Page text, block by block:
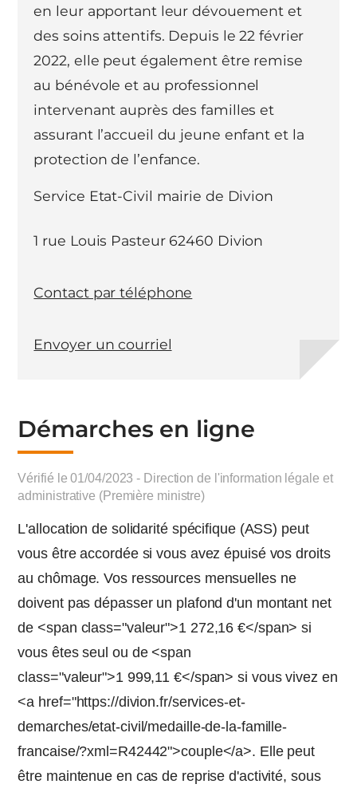
Démarches en ligne
Vérifié le 01/04/2023 - Direction de l'information légale et
administrative (Première ministre)
L'allocation de solidarité spécifique (ASS) peut
vous être accordée si vous avez épuisé vos droits
au chômage. Vos ressources mensuelles ne
doivent pas dépasser un plafond d'un montant net
de <span class="valeur">1 272,16 €</span> si
vous êtes seul ou de <span
class="valeur">1 999,11 €</span> si vous vivez en
<a href="https://divion.fr/services-et-
demarches/etat-civil/medaille-de-la-famille-
francaise/?xml=R42442">couple</a>. Elle peut
être maintenue en cas de reprise d'activité, sous
en leur apportant leur dévouement et
des soins attentifs. Depuis le 22 février
2022, elle peut également être remise
au bénévole et au professionnel
intervenant auprès des familles et
assurant l’accueil du jeune enfant et la
protection de l’enfance.
Service Etat-Civil mairie de Divion
1 rue Louis Pasteur 62460 Divion
Contact par téléphone
Envoyer un courriel